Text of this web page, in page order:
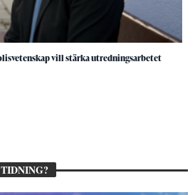
vill stärka utredningsarbetet